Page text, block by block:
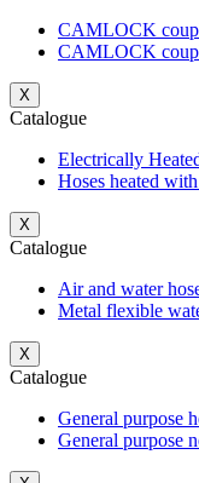
CAMLOCK
CAMLOCK
X
Catalogue
Electrically
Hoses heated
X
Catalogue
Air and water
Metal flexible
X
Catalogue
General purpose
General purpose